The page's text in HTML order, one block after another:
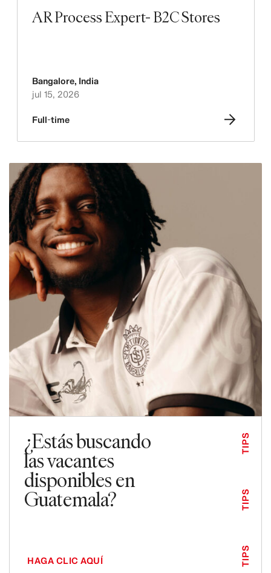
AR Process Expert- B2C Stores
Bangalore, India
jul 15, 2026
Full-time
¿Estás buscando
las vacantes
disponibles en
Guatemala?
HAGA CLIC AQUÍ TIPS
TIPS
TIPS